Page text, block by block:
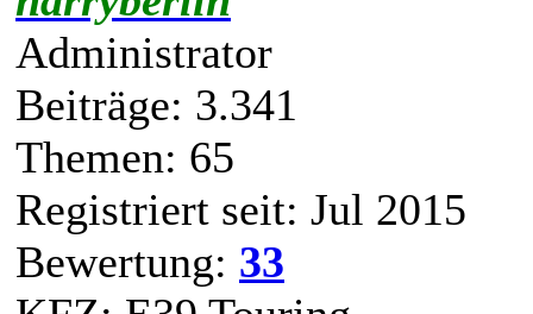
Beste Grüße.
Suchen
Zitieren
harryberlin
Administrator